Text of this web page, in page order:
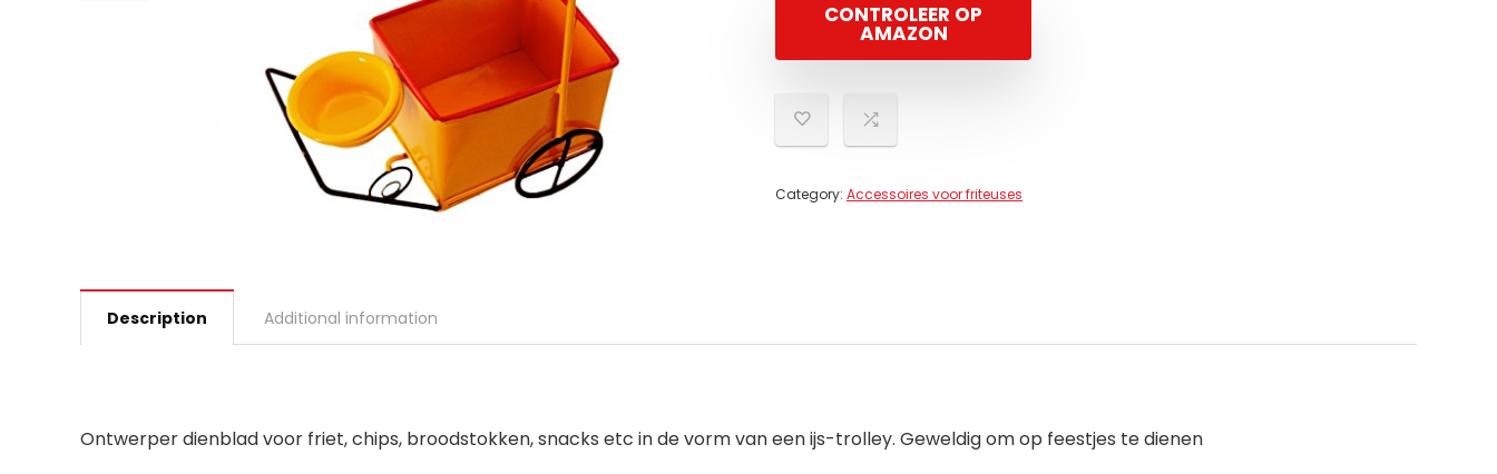
CONTROLEER OP
AMAZON
Category: Accessoires voor friteuses
Description Additional information
Ontwerper dienblad voor friet, chips, broodstokken, snacks etc in de vorm van een ijs-trolley. Geweldig om op feestjes te dienen